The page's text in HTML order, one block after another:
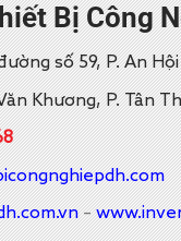
Bị Công
số 59, P. An
Khương, P. Tân
–